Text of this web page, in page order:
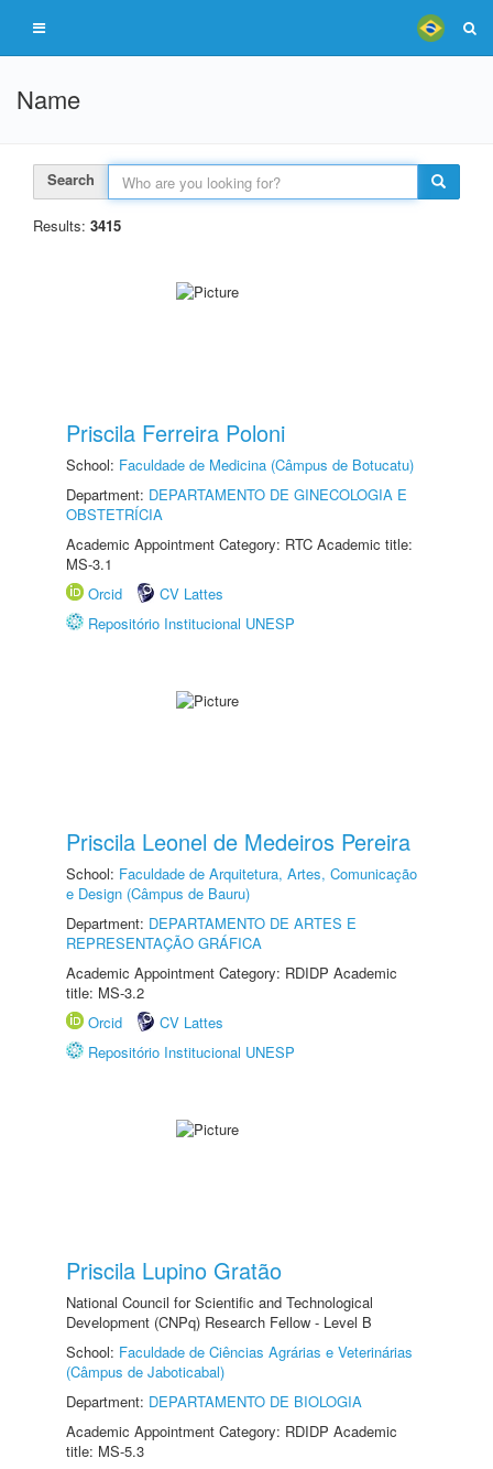
Name
Search
Results: 3415
Priscila Ferreira Poloni
School: Faculdade de Medicina (Câmpus de Botucatu)
Department: DEPARTAMENTO DE GINECOLOGIA E
OBSTETRÍCIA
Academic Appointment Category: RTC Academic title:
MS-3.1
Orcid
CV Lattes
Repositório Institucional UNESP
Priscila Leonel de Medeiros Pereira
School: Faculdade de Arquitetura, Artes, Comunicação
e Design (Câmpus de Bauru)
Department: DEPARTAMENTO DE ARTES E
REPRESENTAÇÃO GRÁFICA
Academic Appointment Category: RDIDP Academic
title: MS-3.2
Orcid
CV Lattes
Repositório Institucional UNESP
Priscila Lupino Gratão
National Council for Scientific and Technological
Development (CNPq) Research Fellow - Level B
School: Faculdade de Ciências Agrárias e Veterinárias
(Câmpus de Jaboticabal)
Department: DEPARTAMENTO DE BIOLOGIA
Academic Appointment Category: RDIDP Academic
title: MS-5.3